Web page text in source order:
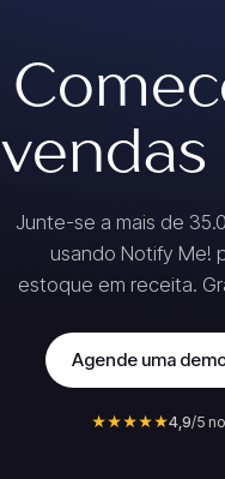
vendas
Junte-se a mais de
usando Notify Me!
estoque em receita.
Agende uma
★★★★★4,9/5